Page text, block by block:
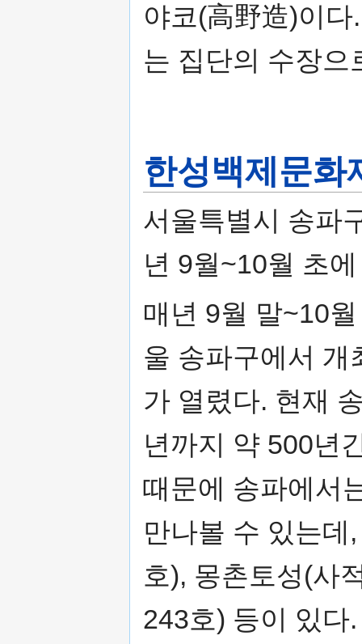
야코(高野造)이
는 집단의 수장으
한성백제문화
서울특별시 송파
년 9월~10월 초
매년 9월 말~10
울 송파구에서 개
가 열렸다. 현재
년까지 약 500년
때문에 송파에서
만나볼 수 있는데
호), 몽촌토성(사
243호) 등이 있다.